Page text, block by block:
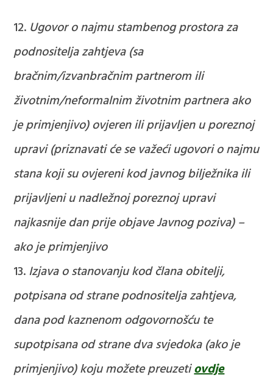
Ugovor o najmu stambenog prostora za
podnositelja zahtjeva (sa
bračnim/izvanbračnim partnerom ili
životnim/neformalnim životnim partnera ako
je primjenjivo) ovjeren ili prijavljen u poreznoj
upravi (priznavati će se važeći ugovori o najmu
stana koji su ovjereni kod javnog bilježnika ili
prijavljeni u nadležnoj poreznoj upravi
najkasnije dan prije objave Javnog poziva) –
ako je primjenjivo
Izjava o stanovanju kod člana obitelji,
potpisana od strane podnositelja zahtjeva,
dana pod kaznenom odgovornošću te
supotpisana od strane dva svjedoka (ako je
primjenjivo)koju možete preuzetiovdje